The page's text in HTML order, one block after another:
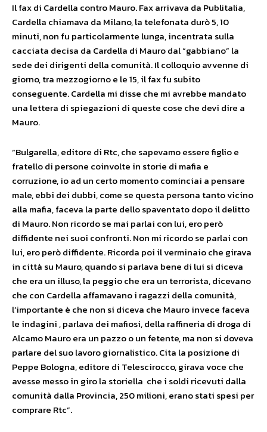
Il fax di Cardella contro Mauro. Fax arrivava da Publitalia,
Cardella chiamava da Milano, la telefonata durò 5, 10
minuti, non fu particolarmente lunga, incentrata sulla
cacciata decisa da Cardella di Mauro dal “gabbiano” la
sede dei dirigenti della comunità. Il colloquio avvenne di
giorno, tra mezzogiorno e le 15, il fax fu subito
conseguente. Cardella mi disse che mi avrebbe mandato
una lettera di spiegazioni di queste cose che devi dire a
Mauro.
“Bulgarella, editore di Rtc, che sapevamo essere figlio e
fratello di persone coinvolte in storie di mafia e
corruzione, io ad un certo momento cominciai a pensare
male, ebbi dei dubbi, come se questa persona tanto vicino
alla mafia, faceva la parte dello spaventato dopo il delitto
di Mauro. Non ricordo se mai parlai con lui, ero però
diffidente nei suoi confronti. Non mi ricordo se parlai con
lui, ero però diffidente. Ricorda poi il verminaio che girava
in città su Mauro, quando si parlava bene di lui si diceva
che era un illuso, la peggio che era un terrorista, dicevano
che con Cardella affamavano i ragazzi della comunità,
l’importante è che non si diceva che Mauro invece faceva
le indagini , parlava dei mafiosi, della raffineria di droga di
Alcamo Mauro era un pazzo o un fetente, ma non si doveva
parlare del suo lavoro giornalistico. Cita la posizione di
Peppe Bologna, editore di Telescirocco, girava voce che
avesse messo in giro la storiella che i soldi ricevuti dalla
comunità dalla Provincia, 250 milioni, erano stati spesi per
comprare Rtc”.